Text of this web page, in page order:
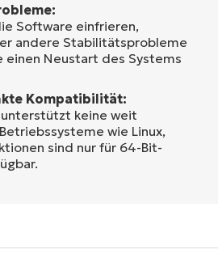
Software einfrieren,
andere Stabilitätsprobleme
einen Neustart des Systems
Kompatibilität:
keine weit
wie Linux,
sind nur für 64-Bit-